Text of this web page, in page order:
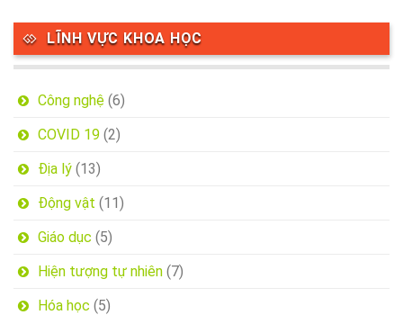
LĨNH VỰC KHOA HỌC
Công nghệ (6)
COVID 19 (2)
Địa lý (13)
Động vật (11)
Giáo dục (5)
Hiện tượng tự nhiên (7)
Hóa học (5)